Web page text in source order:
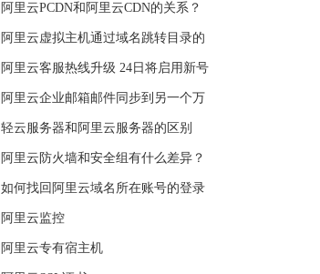
阿里云PCDN和阿里云CDN的关系？
阿里云虚拟主机通过域名跳转目录的
阿里云客服热线升级 24日将启用新号
阿里云企业邮箱邮件同步到另一个万
轻云服务器和阿里云服务器的区别
阿里云防火墙和安全组有什么差异？
如何找回阿里云域名所在账号的登录
阿里云监控
阿里云专有宿主机